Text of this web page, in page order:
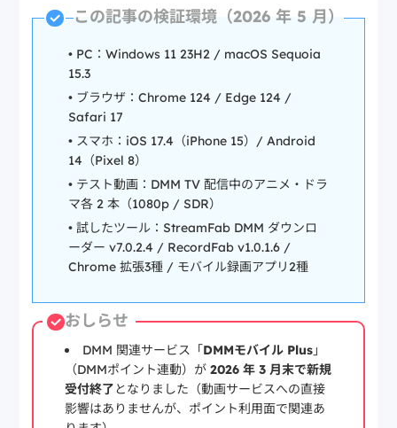
この記事の検証環境（2026 年 5 月）
• PC：Windows 11 23H2 / macOS Sequoia
15.3
• ブラウザ：Chrome 124 / Edge 124 /
Safari 17
• スマホ：iOS 17.4（iPhone 15）/ Android
14（Pixel 8）
• テスト動画：DMM TV 配信中のアニメ・ドラ
マ各 2 本（1080p / SDR）
• 試したツール：StreamFab DMM ダウンロ
ーダー v7.0.2.4 / RecordFab v1.0.1.6 /
Chrome 拡張3種 / モバイル録画アプリ2種
おしらせ
DMM 関連サービス「DMMモバイル Plus」
（DMMポイント連動）が2026 年 3 月末で新規
受付終了となりました（動画サービスへの直接
影響はありませんが、ポイント利用面で関連あ